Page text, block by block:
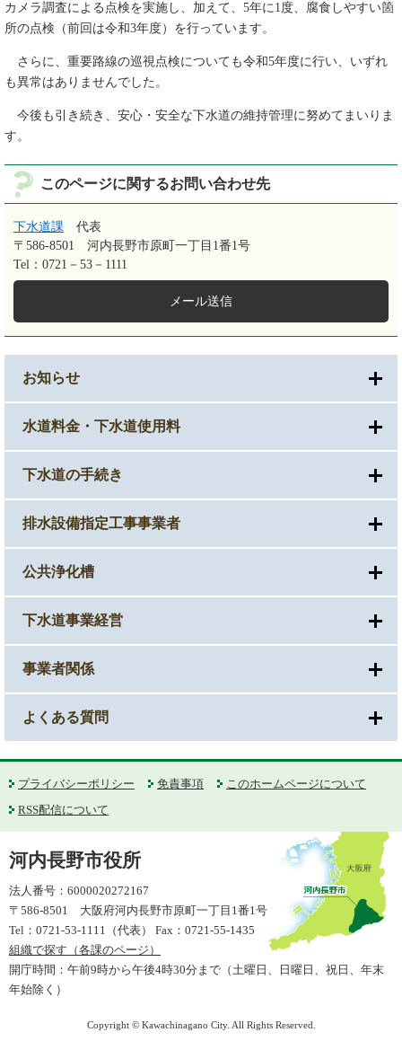
カメラ調査による点検を実施し、加えて、5年に1度、腐食しやすい箇
所の点検（前回は令和3年度）を行っています。
さらに、重要路線の巡視点検についても令和5年度に行い、いずれ
も異常はありませんでした。
今後も引き続き、安心・安全な下水道の維持管理に努めてまいりま
す。
このページに関するお問い合わせ先
下水道課
代表
〒586-8501
河内長野市原町一丁目1番1号
Tel：0721－53－1111
メール送信
お知らせ
水道料金・下水道使用料
下水道の手続き
排水設備指定工事事業者
公共浄化槽
下水道事業経営
事業者関係
よくある質問
プライバシーポリシー 免責事項
このホームページについて
RSS配信について
河内長野市役所
法人番号：6000020272167
〒586-8501 大阪府河内長野市原町一丁目1番1号
Tel：0721-53-1111（代表） Fax：0721-55-1435
組織で探す（各課のページ）
開庁時間：午前9時から午後4時30分まで（土曜日、日曜日、祝日、年末
年始除く）
Copyright © Kawachinagano City. All Rights Reserved.